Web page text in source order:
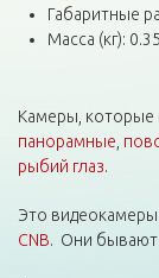
Габаритные
Масса (кг): 0.35
Камеры, которые
панорамные
рыбий глаз.
Это
CNB. Они